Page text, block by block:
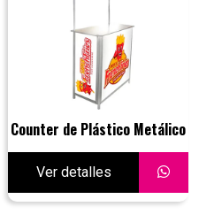
Counter de Plástico Metálico
Ver detalles